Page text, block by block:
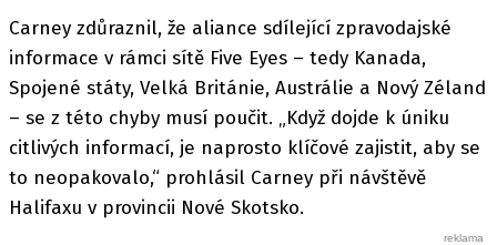
Carney zdůraznil, že aliance sdílející zpravodajské
informace v rámci sítě Five Eyes – tedy Kanada,
Spojené státy, Velká Británie, Austrálie a Nový Zéland
– se z této chyby musí poučit. „Když dojde k úniku
citlivých informací, je naprosto klíčové zajistit, aby se
to neopakovalo,“ prohlásil Carney při návštěvě
Halifaxu v provincii Nové Skotsko.